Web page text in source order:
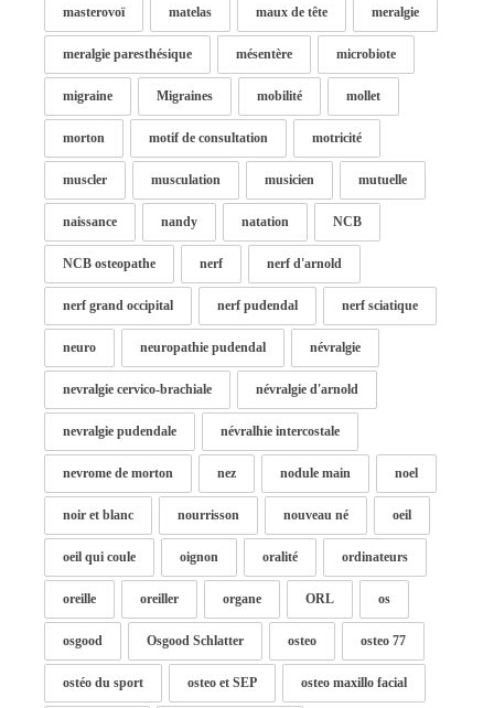
masterovoï matelas maux de tête meralgie
meralgie paresthésique mésentère microbiote
migraine Migraines mobilité mollet
morton motif de consultation motricité
muscler musculation musicien mutuelle
naissance nandy natation NCB
NCB osteopathe nerf nerf d'arnold
nerf grand occipital nerf pudendal nerf sciatique
neuro neuropathie pudendal névralgie
nevralgie cervico-brachiale névralgie d'arnold
nevralgie pudendale névralhie intercostale
nevrome de morton nez nodule main noel
noir et blanc nourrisson nouveau né oeil
oeil qui coule oignon oralité ordinateurs
oreille oreiller organe ORL os
osgood Osgood Schlatter osteo osteo 77
ostéo du sport osteo et SEP osteo maxillo facial